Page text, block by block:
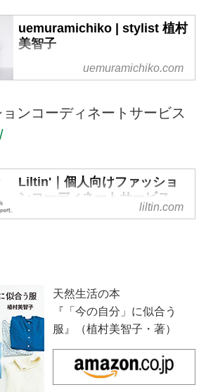
uemuramichiko | stylist 植村
美智子
スタイリスト植村美智子のホーム
ページです。
uemuramichiko.com
ンコーディネートサービス
Liltin'｜個人向けファッショ
ンコーディネートサービス
リルティンは、個人の方が日頃の
ストがご提案。ファッションを楽
しむお手伝いをいたします。
liltin.com
天然生活の本
『「今の自分」に似合う
服』（植村美智子・著）